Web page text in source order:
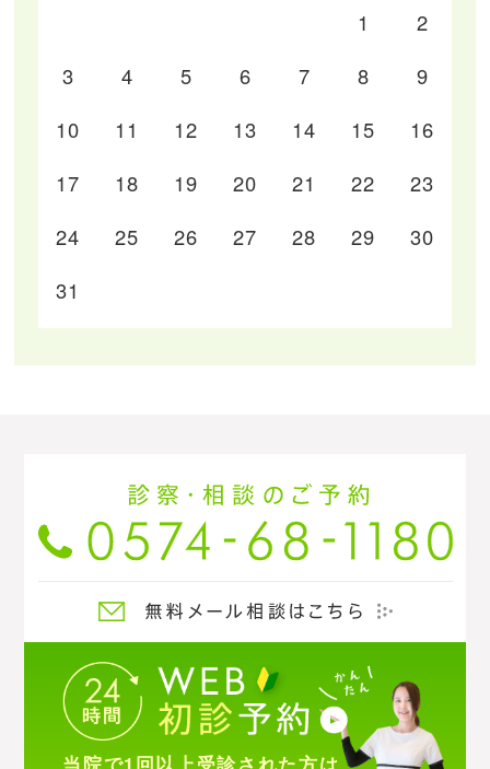
1
2
3
4 5 6 7 8
9
10
11 12 13 14 15
16
17
18 19 20 21 22
23
24
25 26 27 28 29
30
31
当院で1回以上受診された方は